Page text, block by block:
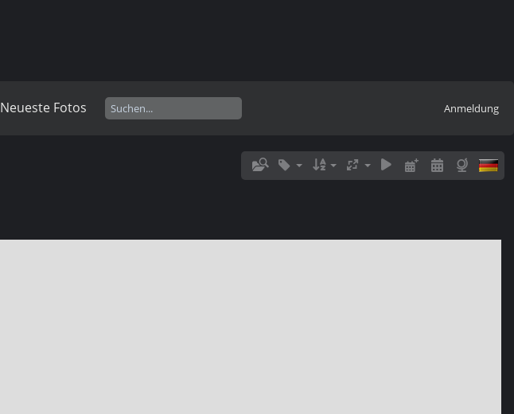
Neueste Fotos Anmeldung